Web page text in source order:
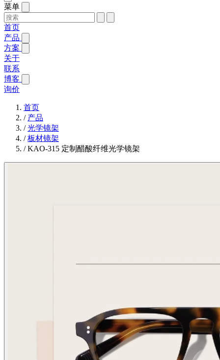
菜单
首页
产品
方案
关于
联系
博客
询价
首页
/ 产品
/光学镜架
/板材镜架
/KAO-315 定制醋酸纤维光学镜架